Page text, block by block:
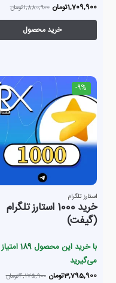
1,880,900تومان 1,709,900تومان
خرید محصول
-9%
استارز تلگرام
خرید 1000 استارز تلگرام
(گیفت)
با خرید این محصول189امتیاز
می‌گیرید
4,175,900تومان 3,795,900تومان